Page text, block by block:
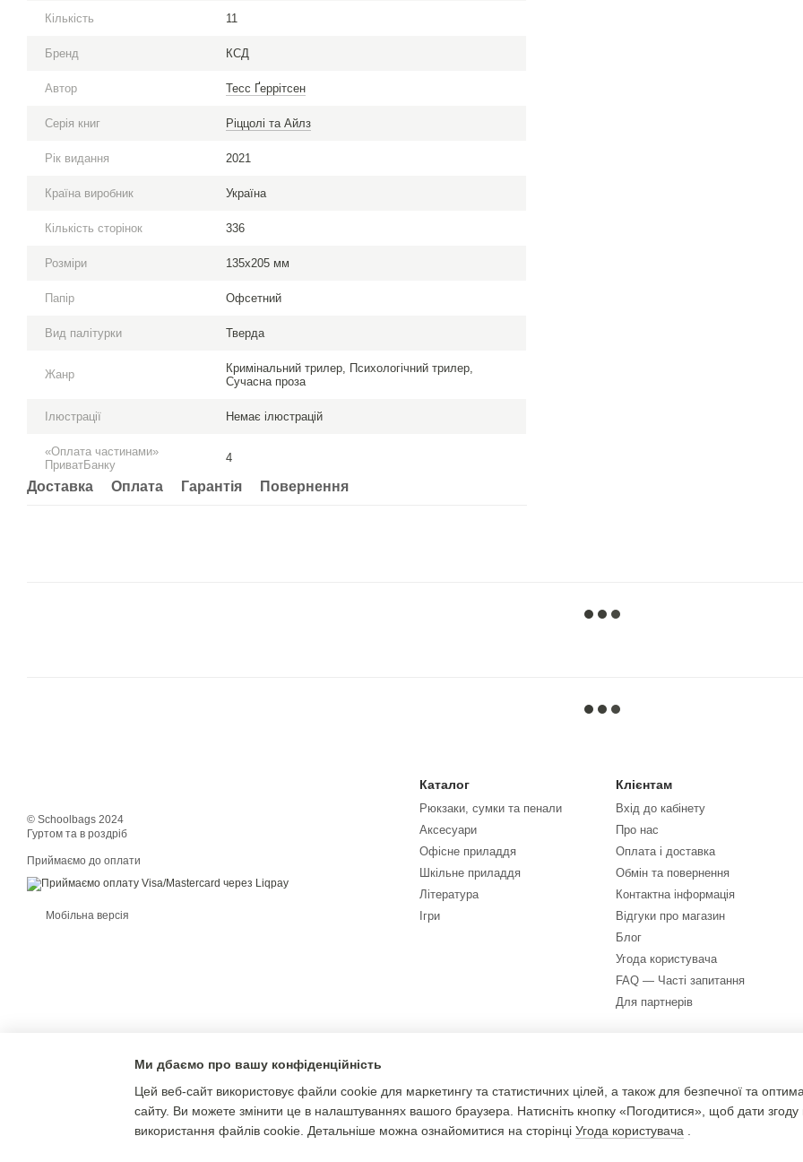
Кількість 11
Бренд КСД
Автор Тесс Ґеррітсен
Серія книг Ріццолі та Айлз
Рік видання 2021
Країна виробник Україна
Кількість сторінок 336
Розміри 135х205 мм
Папір Офсетний
Вид палітурки Тверда
Жанр
Кримінальний трилер, Психологічний трилер,
Сучасна проза
Ілюстрації Немає ілюстрацій
«Оплата частинами»
ПриватБанку
4
Доставка Оплата Гарантія Повернення
© Schoolbags 2024
Гуртом та в роздріб
Приймаємо до оплати
Мобільна версія
Каталог
Рюкзаки, сумки та пенали
Аксесуари
Офісне приладдя
Шкільне приладдя
Література
Ігри
Клієнтам
Вхід до кабінету
Про нас
Оплата і доставка
Обмін та повернення
Контактна інформація
Відгуки про магазин
Блог
Угода користувача
FAQ — Часті запитання
Для партнерів
Ми дбаємо про вашу конфіденційність
Цей веб-сайт використовує файли cookie для маркетингу та статистичних цілей, а також для безпечної та
сайту. Ви можете змінити це в налаштуваннях вашого браузера. Натисніть кнопку «Погодитися», щоб дати згоду
використання файлів cookie. Детальніше можна ознайомитися на сторінці Угода користувача